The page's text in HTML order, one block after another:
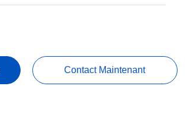
Contact Maintenant